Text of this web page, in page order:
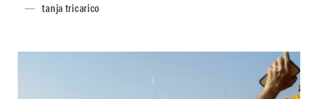
tanja tricarico